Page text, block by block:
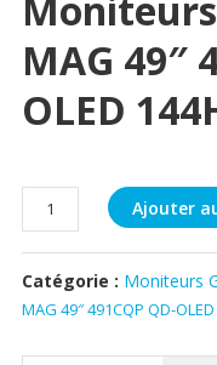
MAG 49″
OLED
quantité
de
Moniteurs
Gamer
MSI
Ajouter
Catégorie : Moniteurs
MAG 49″ 491CQP QD-